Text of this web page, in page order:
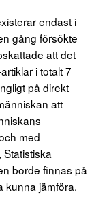
endast i
gång försökte
att det
i totalt 7
på direkt
att
med
Statistiska
borde finnas på
kunna jämföra.